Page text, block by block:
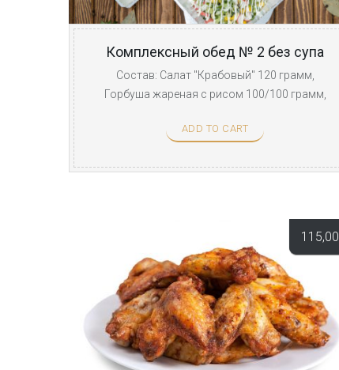
Комплексный обед № 2 без супа
Состав: Салат "Крабовый" 120 грамм,
Горбуша жареная с рисом 100/100 грамм,
ADD TO CART
115,00